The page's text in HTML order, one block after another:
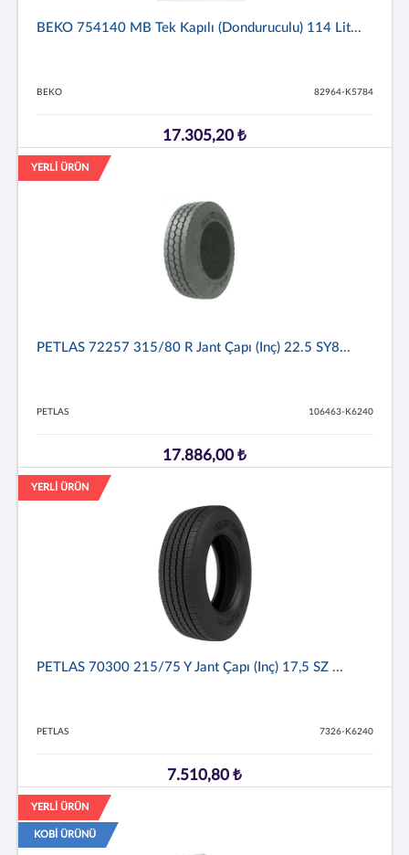
BEKO 754140 MB Tek Kapılı (Donduruculu) 114 Lit...
BEKO 82964-K5784
17.305,20 ₺
YERLİ ÜRÜN
PETLAS 72257 315/80 R Jant Çapı (inç) 22.5 SY8...
PETLAS 106463-K6240
17.886,00 ₺
YERLİ ÜRÜN
PETLAS 70300 215/75 Y Jant Çapı (inç) 17,5 SZ ...
PETLAS 7326-K6240
7.510,80 ₺
YERLİ ÜRÜN
KOBİ ÜRÜNÜ